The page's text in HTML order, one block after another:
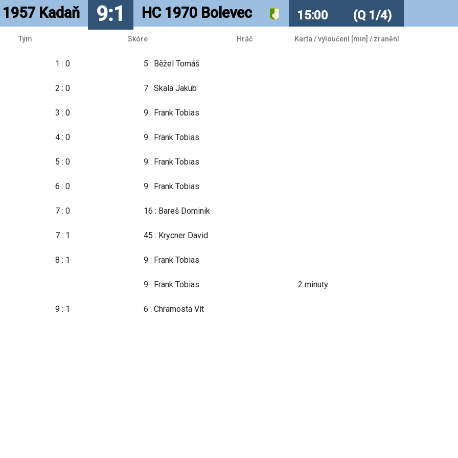
1957 Kadaň 9:1 HC 1970 Bolevec 15:00 (Q 1/4)
Tým Skóre Hráč Karta / vyloučení [min] / zranění
1 : 0 5 : Běžel Tomáš
2 : 0 7 : Skala Jakub
3 : 0 9 : Frank Tobias
4 : 0 9 : Frank Tobias
5 : 0 9 : Frank Tobias
6 : 0 9 : Frank Tobias
7 : 0 16 : Bareš Dominik
7 : 1 45 : Krycner David
8 : 1 9 : Frank Tobias
9 : Frank Tobias 2minuty
9 : 1 6 : Chramosta Vít